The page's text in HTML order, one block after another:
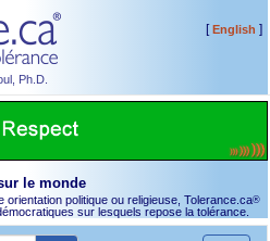
Ph.D.
[English ]
le monde
politique ou religieuse, Tolerance.ca®
sur lesquels repose la tolérance.